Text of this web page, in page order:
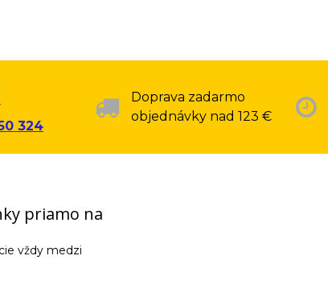
324
Doprava zadarmo
objednávky nad 123 €
priamo na
vždy medzi